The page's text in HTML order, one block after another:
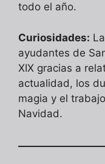
todo el año.
Curiosidades:
ayudantes de
XIX gracias a
actualidad, los
magia y el
Navidad.